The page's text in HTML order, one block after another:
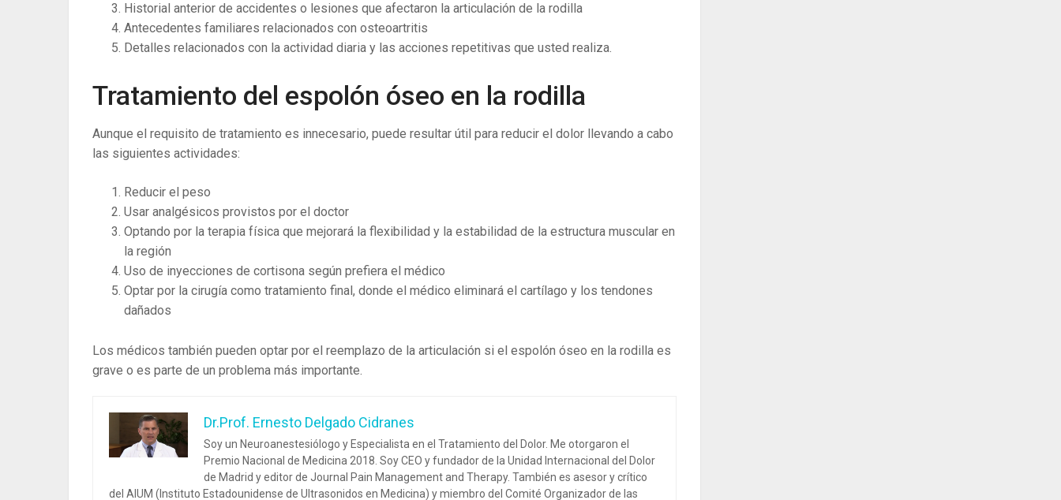
Historial anterior de accidentes o lesiones que afectaron la articulación de la rodilla
Antecedentes familiares relacionados con osteoartritis
Detalles relacionados con la actividad diaria y las acciones repetitivas que usted realiza.
Tratamiento del espolón óseo en la rodilla
Aunque el requisito de tratamiento es innecesario, puede resultar útil para reducir el dolor llevando a cabo
las siguientes actividades:
Reducir el peso
Usar analgésicos provistos por el doctor
Optando por la terapia física que mejorará la flexibilidad y la estabilidad de la estructura muscular en
la región
Uso de inyecciones de cortisona según prefiera el médico
Optar por la cirugía como tratamiento final, donde el médico eliminará el cartílago y los tendones
dañados
Los médicos también pueden optar por el reemplazo de la articulación si el espolón óseo en la rodilla es
grave o es parte de un problema más importante.
Dr.Prof. Ernesto Delgado Cidranes
Soy un Neuroanestesiólogo y Especialista en el Tratamiento del Dolor. Me otorgaron el
Premio Nacional de Medicina 2018. Soy CEO y fundador de la Unidad Internacional del Dolor
de Madrid y editor de Journal Pain Management and Therapy. También es asesor y crítico
del AIUM (Instituto Estadounidense de Ultrasonidos en Medicina) y miembro del Comité Organizador de las